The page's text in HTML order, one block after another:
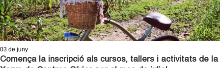
03 de juny
Comença la inscripció als cursos, tallers i activitats de la